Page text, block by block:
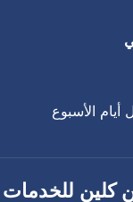
للخدمات